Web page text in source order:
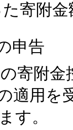
寄附
申告
寄附
適用を
す。